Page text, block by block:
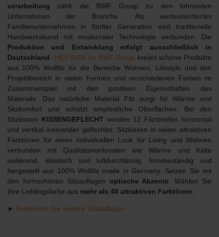
verarbeitung zählt die BWF Group zu den führenden
Unternehmen der Branche. Als werteorientiertes
Familienunternehmen in fünfter Generation wird traditionelle
Handwerkskunst mit modernster Technologie verbunden. Die
Produktion und Entwicklung erfolgt ausschließlich in
Deutschland
HEY-SIGN by BWF Group kreiert schöne Produkte
aus 100% Wollfilz für die Bereiche Wohnen, Lifestyle und den
Projektbereich in vielen Formen und verschiedenen Farben im
Zusammenspiel mit den positiven Eigenschaften des
Materials. Das natürliche Material Filz sorgt für Wärme und
Sitzkomfort und schützt empfindliche Oberflächen. Bei den
Sitzkissen KISSENGEFLECHT wurden 12 Filzstreifen horizontal
und vertikal ineinander geflechtet. Sitzkissen in vielen attraktiven
Farbtönen für einen individuellen Look für Living und Wohnen
verbunden mit Qualitätsmerkmalen wie Wärme und Kälte
isolierend, elastisch und luftdurchlässig, formbeständig und
hergestellt aus 100% Wollfilz made in Germany. Setzen Sie mit
den formschönen Sitzauflagen optische Akzente . Wählen Sie
Ihre Lieblingsfarbe aus mehr als 40 attraktiven Farbtönen
► Entdecken Sie weitere Sitzauflagen